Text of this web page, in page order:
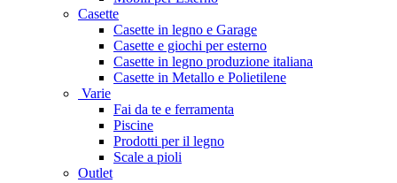
Casette
Casette in legno e Garage
Casette e giochi per esterno
Casette in legno produzione italiana
Casette in Metallo e Polietilene
Varie
Fai da te e ferramenta
Piscine
Prodotti per il legno
Scale a pioli
Outlet